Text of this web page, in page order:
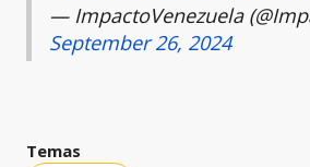
— ImpactoVenezuela
September 26, 2024
Temas